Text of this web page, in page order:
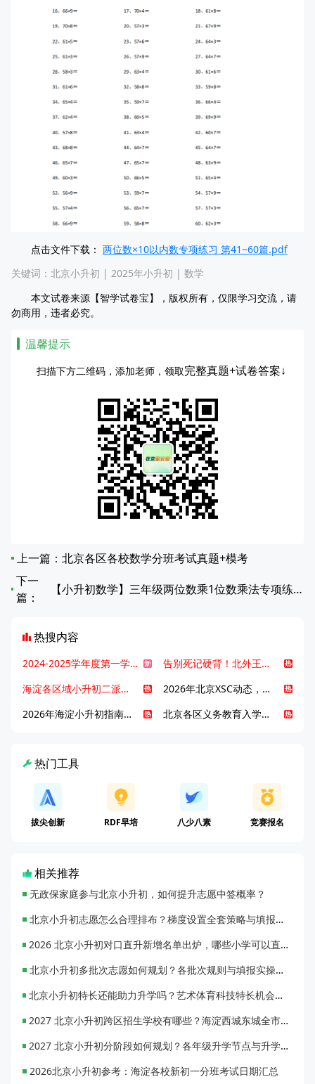
点击文件下载： 两位数×10以内数专项练习 第41~60篇.pdf
关键词： 北京小升初 | 2025年小升初 | 数学
本文试卷来源【智学试卷宝】，版权所有，仅限学习交流，请
勿商用，违者必究。
温馨提示
扫描下方二维码，添加老师，领取完整真题+试卷答案↓
上一篇： 北京各区各校数学分班考试真题+模考
下一
篇：
【小升初数学】三年级两位数乘1位数乘法专项练习（第61-80篇）
热搜内容
2024-2025学年度第一学期北京各区期末考试真题试卷汇总
告别死记硬背！北外王牌精读词汇课，帮孩子突破英语词汇难关
海淀各区域小升初二派全攻略合集！区域一至五志愿填报、升学策略详解
2026年北京XSC动态，持续更新中ing...
2026年海淀小升初指南，一文了解招生政策要点
北京各区义务教育入学咨询电话汇总，25年小升初家长提前收藏
热门工具
拔尖创新 RDF早培 八少八素 竞赛报名
相关推荐
无政保家庭参与北京小升初，如何提升志愿中签概率？
北京小升初志愿怎么合理排布？梯度设置全套策略与填报避坑指南
2026 北京小升初对口直升新增名单出炉，哪些小学可以直升优质初中？
北京小升初多批次志愿如何规划？各批次规则与填报实操指南
北京小升初特长还能助力升学吗？艺术体育科技特长机会与误区全面解析
2027 北京小升初跨区招生学校有哪些？海淀西城东城全市招生校完整汇总
2027 北京小升初分阶段如何规划？各年级升学节点与升学通道全梳理
2026北京小升初参考：海淀各校新初一分班考试日期汇总